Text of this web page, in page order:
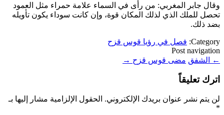
وقال جابر المغربي: من رأى في السماء علامة حمراء مثل العمود
تحصل للملك الذي لذلك المكان قوة، وإن كانت سوداء يكون تأويله
بضد ذلك.
Category: فصل في رؤيا قوس قزح
Post navigation
←
الشفق مضى قوس قزح →
اترك تعليقاً
لن يتم نشر عنوان بريدك الإلكتروني. الحقول الإلزامية مشار إليها بـ
*